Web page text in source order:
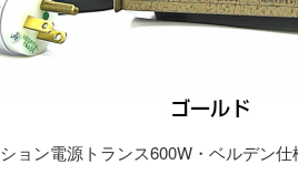
ョン電源トランス600W・ベルデン仕